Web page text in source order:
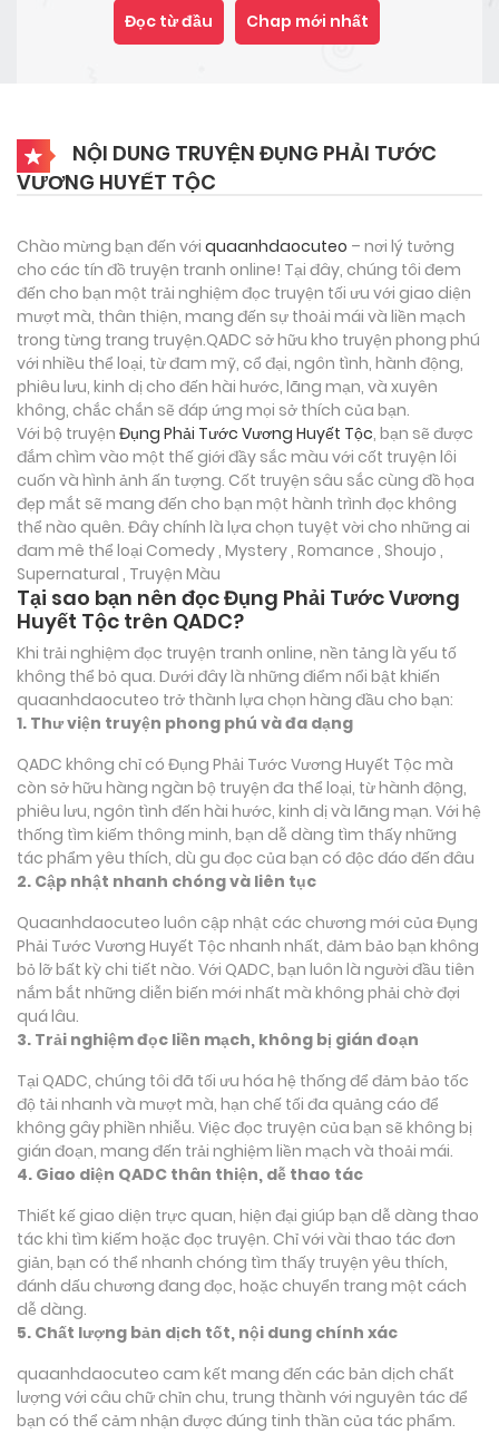
Đọc từ đầu Chap mới nhất
NỘI DUNG TRUYỆN ĐỤNG PHẢI TƯỚC
VƯƠNG HUYẾT TỘC
Chào mừng bạn đến với quaanhdaocuteo – nơi lý tưởng
cho các tín đồ truyện tranh online! Tại đây, chúng tôi đem
đến cho bạn một trải nghiệm đọc truyện tối ưu với giao diện
mượt mà, thân thiện, mang đến sự thoải mái và liền mạch
trong từng trang truyện.QADC sở hữu kho truyện phong phú
với nhiều thể loại, từ đam mỹ, cổ đại, ngôn tình, hành động,
phiêu lưu, kinh dị cho đến hài hước, lãng mạn, và xuyên
không, chắc chắn sẽ đáp ứng mọi sở thích của bạn.
Với bộ truyện Đụng Phải Tước Vương Huyết Tộc, bạn sẽ được
đắm chìm vào một thế giới đầy sắc màu với cốt truyện lôi
cuốn và hình ảnh ấn tượng. Cốt truyện sâu sắc cùng đồ họa
đẹp mắt sẽ mang đến cho bạn một hành trình đọc không
thể nào quên. Đây chính là lựa chọn tuyệt vời cho những ai
đam mê thể loại Comedy , Mystery , Romance , Shoujo ,
Supernatural , Truyện Màu
Tại sao bạn nên đọc Đụng Phải Tước Vương
Huyết Tộc trên QADC?
Khi trải nghiệm đọc truyện tranh online, nền tảng là yếu tố
không thể bỏ qua. Dưới đây là những điểm nổi bật khiến
quaanhdaocuteo trở thành lựa chọn hàng đầu cho bạn:
1. Thư viện truyện phong phú và đa dạng
QADC không chỉ có Đụng Phải Tước Vương Huyết Tộc mà
còn sở hữu hàng ngàn bộ truyện đa thể loại, từ hành động,
phiêu lưu, ngôn tình đến hài hước, kinh dị và lãng mạn. Với hệ
thống tìm kiếm thông minh, bạn dễ dàng tìm thấy những
tác phẩm yêu thích, dù gu đọc của bạn có độc đáo đến đâu
2. Cập nhật nhanh chóng và liên tục
Quaanhdaocuteo luôn cập nhật các chương mới của Đụng
Phải Tước Vương Huyết Tộc nhanh nhất, đảm bảo bạn không
bỏ lỡ bất kỳ chi tiết nào. Với QADC, bạn luôn là người đầu tiên
nắm bắt những diễn biến mới nhất mà không phải chờ đợi
quá lâu.
3. Trải nghiệm đọc liền mạch, không bị gián đoạn
Tại QADC, chúng tôi đã tối ưu hóa hệ thống để đảm bảo tốc
độ tải nhanh và mượt mà, hạn chế tối đa quảng cáo để
không gây phiền nhiễu. Việc đọc truyện của bạn sẽ không bị
gián đoạn, mang đến trải nghiệm liền mạch và thoải mái.
4. Giao diện QADC thân thiện, dễ thao tác
Thiết kế giao diện trực quan, hiện đại giúp bạn dễ dàng thao
tác khi tìm kiếm hoặc đọc truyện. Chỉ với vài thao tác đơn
giản, bạn có thể nhanh chóng tìm thấy truyện yêu thích,
đánh dấu chương đang đọc, hoặc chuyển trang một cách
dễ dàng.
5. Chất lượng bản dịch tốt, nội dung chính xác
quaanhdaocuteo cam kết mang đến các bản dịch chất
lượng với câu chữ chỉn chu, trung thành với nguyên tác để
bạn có thể cảm nhận được đúng tinh thần của tác phẩm.